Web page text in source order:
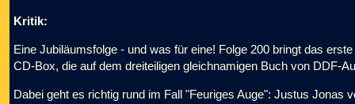
Kritik:
Eine Jubiläumsfolge - und was für eine! Folge 200 bringt das
CD-Box, die auf dem dreiteiligen gleichnamigen Buch von DDF-
Dabei geht es richtig rund im Fall "Feuriges Auge": Justus Jonas